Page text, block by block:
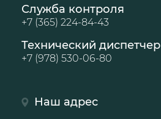
Служба контроля
+7 (365) 224-84-43
Технический диспетчер
+7 (978) 530-06-80
Наш адрес